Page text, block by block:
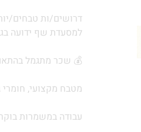
דרושים/ות טבחים/
למסעדת שף ידועה
💰 שכר מתגמל בהתאם
מטבח מקצועי, חומרי
עבודה במשמרות